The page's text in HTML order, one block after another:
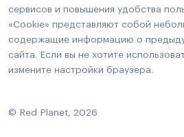
сервисов и повышения удобства
«Cookie» представляют собой
содержащие информацию о
сайта. Если вы не хотите
измените настройки браузера.
© Red Planet, 2026